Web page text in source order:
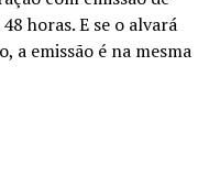
horas. E se o alvará
a emissão é na mesma